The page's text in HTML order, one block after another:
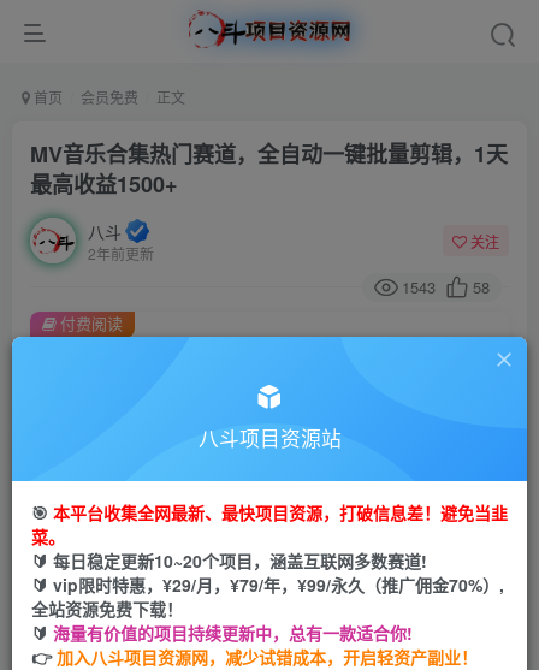
首页 会员免费 正文
MV音乐合集热门赛道，全自动一键批量剪辑，1天
最高收益1500+
八斗
2年前更新
关注
1543 58
此内容为付费阅读，请付费后查看
金币9.9金币99
会员免费
您当前未登录！建议登陆后购买，可保存购买订单
付费阅读
八斗项目资源站
🎯 本平台收集全网最新、最快项目资源，打破信息差！避免当韭
菜。
🔰 每日稳定更新10~20个项目，涵盖互联网多数赛道!
🔰 vip限时特惠，¥29/月，¥79/年，¥99/永久（推广佣金70%）,
全站资源免费下载！
🔰 海量有价值的项目持续更新中，总有一款适合你!
👉加入八斗项目资源网，减少试错成本，开启轻资产副业！